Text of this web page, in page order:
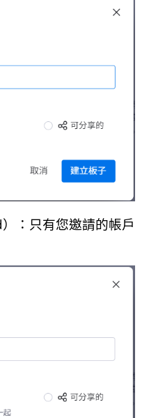
：只有您邀請的帳戶